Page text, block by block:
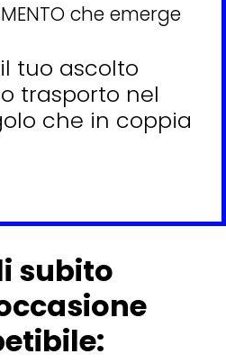
che emerge
tuo ascolto
trasporto nel
che in coppia
subito